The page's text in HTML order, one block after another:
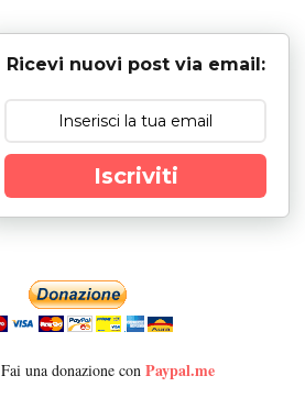
Ricevi nuovi post via email:
Iscriviti
Fai una donazione con Paypal.me